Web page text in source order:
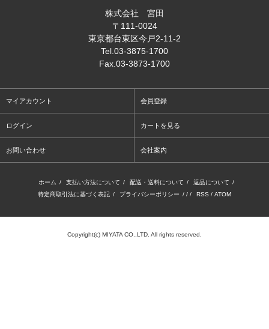
株式会社 宮田
〒111-0024
東京都台東区今戸2-11-2
Tel .03-3875-1700
Fax .03-3873-1700
マイアカウント 会員登録
ログイン カートを見る
お問い合わせ 会社案内
ホーム / 支払い方法について / 配送・送料について / 返品について /
特定商取引法に基づく表記 / プライバシーポリシー / / / RSS / ATOM
Copyright(c) MIYATA CO.,LTD. All rights reserved.